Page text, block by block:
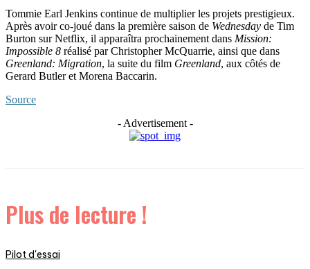
Tommie Earl Jenkins continue de multiplier les projets prestigieux.
Après avoir co-joué dans la première saison de Wednesday de Tim
Burton sur Netflix, il apparaîtra prochainement dans Mission:
Impossible 8 réalisé par Christopher McQuarrie, ainsi que dans
Greenland: Migration, la suite du film Greenland, aux côtés de
Gerard Butler et Morena Baccarin.
Source
- Advertisement -
Plus de lecture !
Pilot d'essai